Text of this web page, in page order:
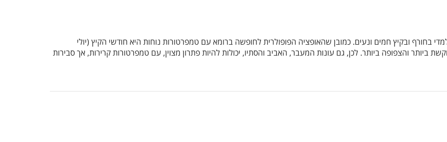
בחורף ובקיץ חמים ונעים. כמובן שהאופציה הפופולרית לחופשה ברומא עם טמפרטורות נוחות היא חודשי הקיץ (יולי
ביותר והצפופה ביותר. לכן, גם עונות המעבר, האביב והסתיו, יכולות להיות פתרון מצוין, עם טמפרטורות קרירות, אך סבירות